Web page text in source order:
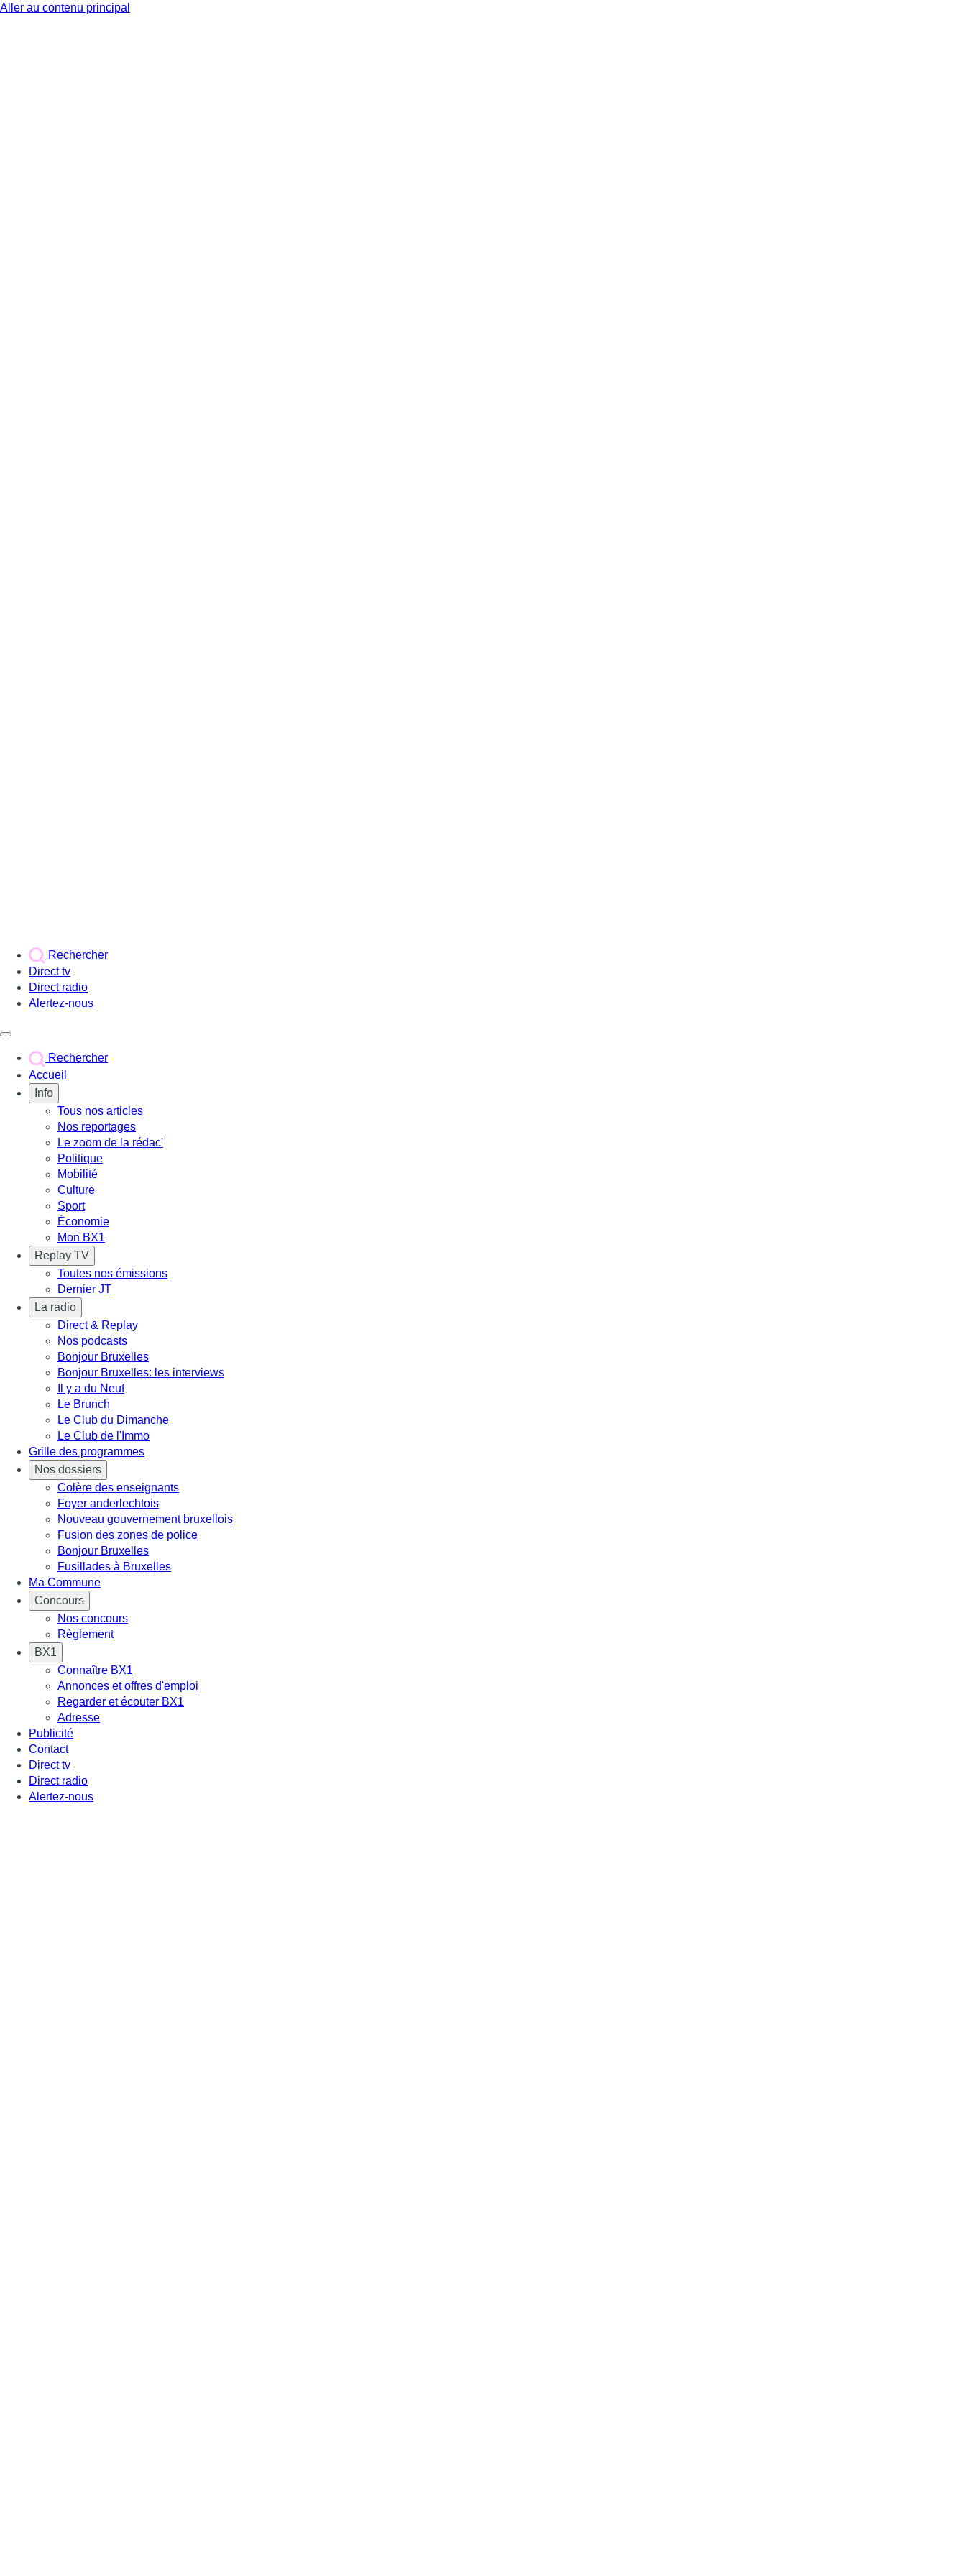
Aller au contenu principal
Rechercher
Direct tv
Direct radio
Alertez-nous
Rechercher
Accueil
Info
Tous nos articles
Nos reportages
Le zoom de la rédac'
Politique
Mobilité
Culture
Sport
Économie
Mon BX1
Replay TV
Toutes nos émissions
Dernier JT
La radio
Direct & Replay
Nos podcasts
Bonjour Bruxelles
Bonjour Bruxelles: les interviews
Il y a du Neuf
Le Brunch
Le Club du Dimanche
Le Club de l'Immo
Grille des programmes
Nos dossiers
Colère des enseignants
Foyer anderlechtois
Nouveau gouvernement bruxellois
Fusion des zones de police
Bonjour Bruxelles
Fusillades à Bruxelles
Ma Commune
Concours
Nos concours
Règlement
BX1
Connaître BX1
Annonces et offres d'emploi
Regarder et écouter BX1
Adresse
Publicité
Contact
Direct tv
Direct radio
Alertez-nous